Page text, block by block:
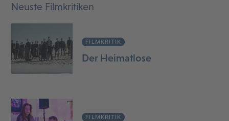
Neuste Filmkritiken
FILMKRITIK
Der Heimatlose
FILMKRITIK